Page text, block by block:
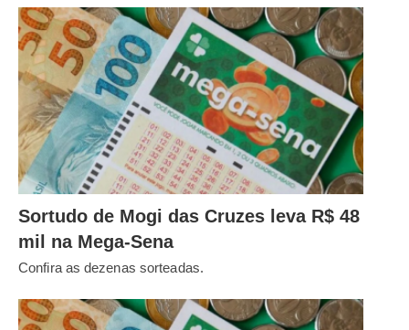
Sortudo de Mogi das Cruzes leva R$ 48
mil na Mega-Sena
Confira as dezenas sorteadas.